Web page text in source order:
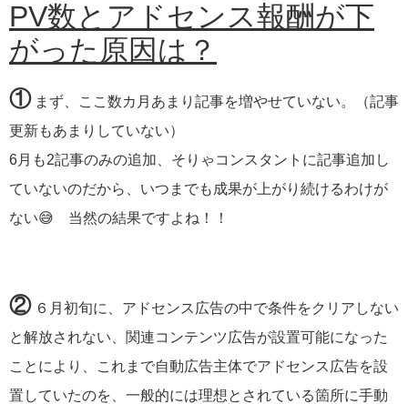
PV数とアドセンス報酬が下
がった原因は？
①まず、ここ数カ月あまり記事を増やせていない。（記事
更新もあまりしていない）
6月も2記事のみの追加、そりゃコンスタントに記事追加し
ていないのだから、いつまでも成果が上がり続けるわけが
ない😅 当然の結果ですよね！！
②６月初旬に、アドセンス広告の中で条件をクリアしない
と解放されない、関連コンテンツ広告が設置可能になった
ことにより、これまで自動広告主体でアドセンス広告を設
置していたのを、一般的には理想とされている箇所に手動